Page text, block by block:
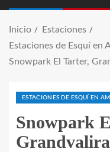
Inicio
Estaciones
Estaciones de Esquí en
Snowpark El Tarter,
ESTACIONES DE ESQUÍ EN
Snowpark
Grandvalira